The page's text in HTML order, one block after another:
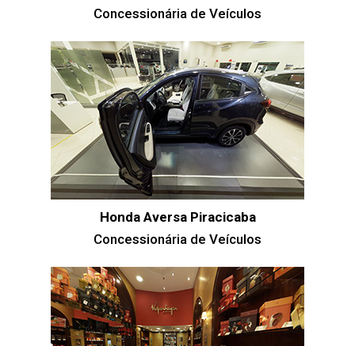
Concessionária de Veículos
Honda Aversa Piracicaba
Concessionária de Veículos